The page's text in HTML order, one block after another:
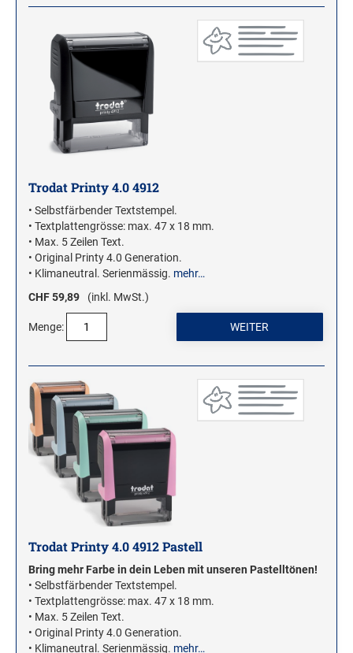
Trodat Printy 4.0 4912
• Selbstfärbender Textstempel.
• Textplattengrösse: max. 47 x 18 mm.
• Max. 5 Zeilen Text.
• Original Printy 4.0 Generation.
• Klimaneutral. Serienmässig. mehr…
CHF 59,89
(inkl. MwSt.)
Menge:
Trodat Printy 4.0 4912 Pastell
Bring mehr Farbe in dein Leben mit unseren Pastelltönen!
• Selbstfärbender Textstempel.
• Textplattengrösse: max. 47 x 18 mm.
• Max. 5 Zeilen Text.
• Original Printy 4.0 Generation.
• Klimaneutral. Serienmässig. mehr…